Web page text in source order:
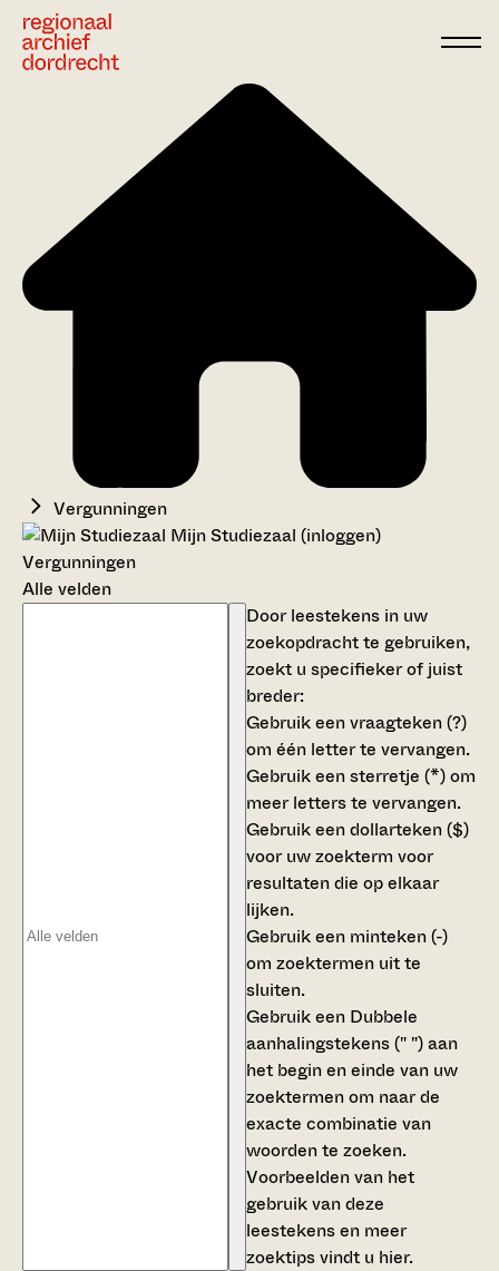
Vergunningen
Mijn Studiezaal (inloggen)
Vergunningen
Alle velden
Door leestekens in uw
zoekopdracht te gebruiken,
zoekt u specifieker of juist
breder:
Gebruik eenvraagteken (?)
om één letter te vervangen.
Gebruik eensterretje (*)om
meer letters te vervangen.
Gebruik eendollarteken ($)
voor uw zoekterm voor
resultaten die op elkaar
lijken.
Gebruik een minteken (-)
om zoektermen uit te
sluiten.
Gebruik een Dubbele
aanhalingstekens (" ")aan
het begin en einde van uw
zoektermen om naar de
exacte combinatie van
woorden te zoeken.
Voorbeelden van het
gebruik van deze
leestekens en meer
zoektips vindt u hier.